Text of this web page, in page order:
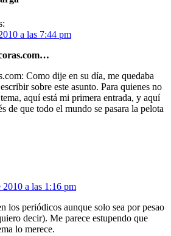
a las 7:44 pm
Como dije en su día, me quedaba
sobre este asunto. Para quienes no
aquí está mi primera entrada, y aquí
de que todo el mundo se pasara la pelota
2010 a las 1:16 pm
los periódicos aunque solo sea por pesao
decir). Me parece estupendo que
lo merece.